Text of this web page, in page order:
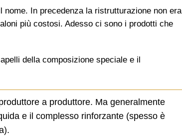
In precedenza la ristrutturazione non era
più costosi. Adesso ci sono i prodotti che
della composizione speciale e il
a produttore. Ma generalmente
e il complesso rinforzante (spesso è